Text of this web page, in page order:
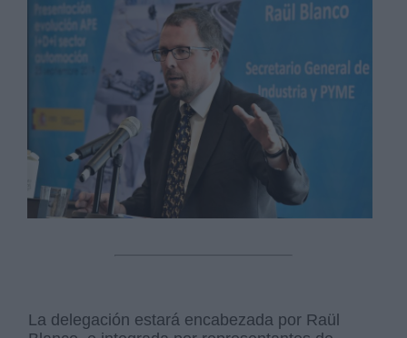
La delegación estará encabezada por Raül